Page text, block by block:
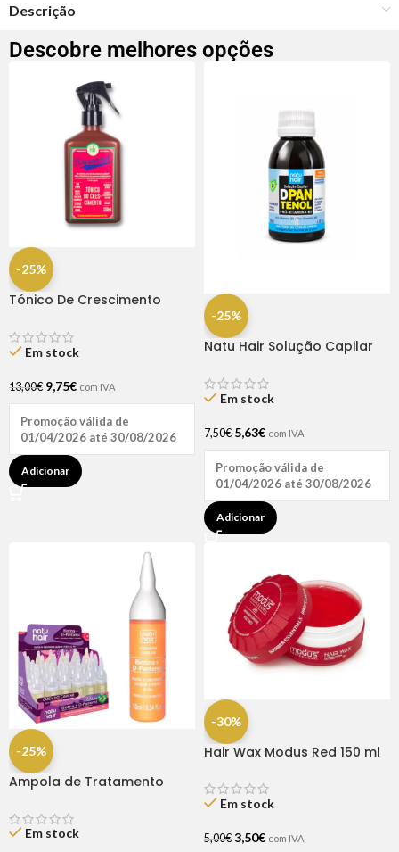
Descrição
Descobre melhores opções
-25%
Tónico De Crescimento
Em stock
13,00€ 9,75€ com IVA
Promoção válida de
01/04/2026 até 30/08/2026
Adicionar
-25%
Natu Hair Solução Capilar
Em stock
7,50€ 5,63€ com IVA
Promoção válida de
01/04/2026 até 30/08/2026
Adicionar
-25%
Ampola de Tratamento
Hair (1 UNIDADE)
Em stock
-30%
Hair Wax Modus Red 150 ml
Em stock
5,00€ 3,50€ com IVA